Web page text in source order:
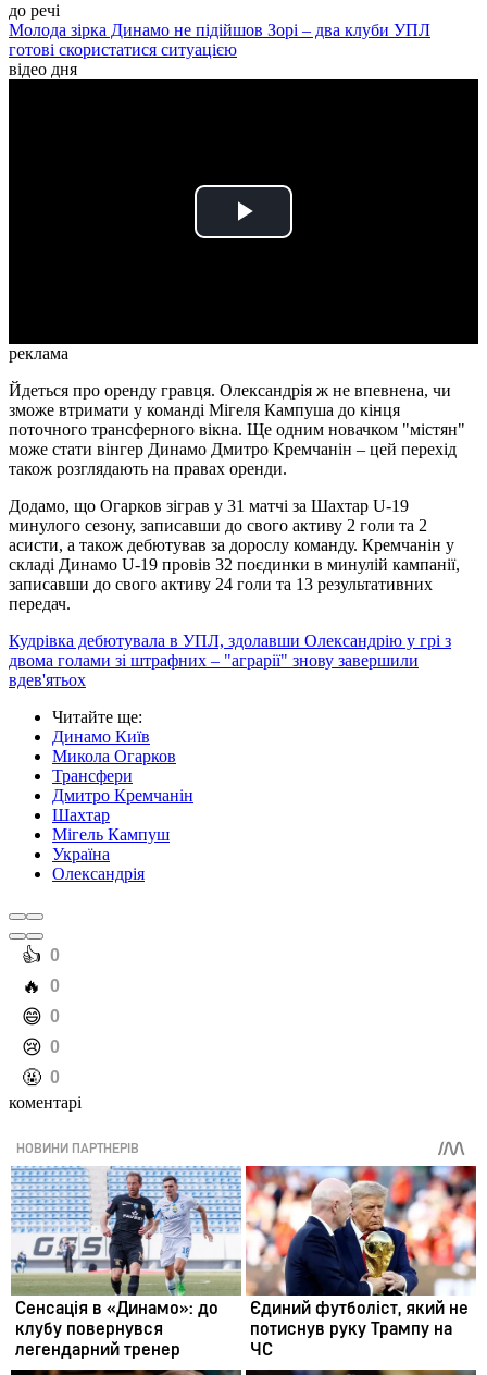
до речі
Молода зірка Динамо не підійшов Зорі – два клуби УПЛ
готові скористатися ситуацією
відео дня
Play
реклама
Йдеться про оренду гравця. Олександрія ж не впевнена, чи
зможе втримати у команді Мігеля Кампуша до кінця
поточного трансферного вікна. Ще одним новачком "містян"
може стати вінгер Динамо Дмитро Кремчанін – цей перехід
також розглядають на правах оренди.
Додамо, що Огарков зіграв у 31 матчі за Шахтар U-19
минулого сезону, записавши до свого активу 2 голи та 2
асисти, а також дебютував за дорослу команду. Кремчанін у
складі Динамо U-19 провів 32 поєдинки в минулій кампанії,
записавши до свого активу 24 голи та 13 результативних
передач.
Кудрівка дебютувала в УПЛ, здолавши Олександрію у грі з
двома голами зі штрафних – "аграрії" знову завершили
вдев'ятьох
Читайте ще:
Динамо Київ
Микола Огарков
Трансфери
Дмитро Кремчанін
Шахтар
Мігель Кампуш
Україна
Олександрія
️👍 0
️🔥 0
️😄 0
️😢 0
️🤬 0
коментарі